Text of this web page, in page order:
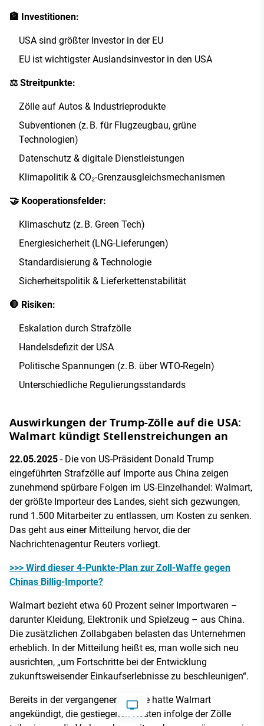
🏦 Investitionen:
USA sind größter Investor in der EU
EU ist wichtigster Auslandsinvestor in den USA
⚖️ Streitpunkte:
Zölle auf Autos & Industrieprodukte
Subventionen (z. B. für Flugzeugbau, grüne
Technologien)
Datenschutz & digitale Dienstleistungen
Klimapolitik & CO₂-Grenzausgleichsmechanismen
🤝 Kooperationsfelder:
Klimaschutz (z. B. Green Tech)
Energiesicherheit (LNG-Lieferungen)
Standardisierung & Technologie
Sicherheitspolitik & Lieferkettenstabilität
🛑 Risiken:
Eskalation durch Strafzölle
Handelsdefizit der USA
Politische Spannungen (z. B. über WTO-Regeln)
Unterschiedliche Regulierungsstandards
Auswirkungen der Trump-Zölle auf die USA:
Walmart kündigt Stellenstreichungen an
22.05.2025 - Die von US-Präsident Donald Trump
eingeführten Strafzölle auf Importe aus China zeigen
zunehmend spürbare Folgen im US-Einzelhandel: Walmart,
der größte Importeur des Landes, sieht sich gezwungen,
rund 1.500 Mitarbeiter zu entlassen, um Kosten zu senken.
Das geht aus einer Mitteilung hervor, die der
Nachrichtenagentur Reuters vorliegt.
>>> Wird dieser 4-Punkte-Plan zur Zoll-Waffe gegen
Chinas Billig-Importe?
Walmart bezieht etwa 60 Prozent seiner Importwaren –
darunter Kleidung, Elektronik und Spielzeug – aus China.
Die zusätzlichen Zollabgaben belasten das Unternehmen
erheblich. In der Mitteilung heißt es, man wolle sich neu
ausrichten, „um Fortschritte bei der Entwicklung
zukunftsweisender Einkaufserlebnisse zu beschleunigen“.
Bereits in der vergangenen Woche hatte Walmart
angekündigt, die gestiegenen Kosten infolge der Zölle